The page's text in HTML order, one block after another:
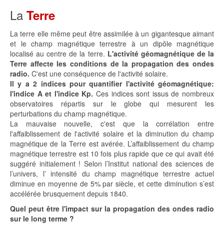
La Terre
La terre elle même peut être assimilée à un gigantesque aimant
et le champ magnétique terrestre à un dipôle magnétique
localisé au centre de la terre. L'activité géomagnétique de la
Terre affecte les conditions de la propagation des ondes
radio. C'est une conséquence de l'activité solaire.
Il y a 2 indices pour quantifier l'activité géomagnétique:
l'indice A et l'indice Kp. Ces indices sont issus de nombreux
observatoires répartis sur le globe qui mesurent les
perturbations du champ magnétique.
La mauvaise nouvelle, c'est que la corrélation entre
l'affaiblissement de l'activité solaire et la diminution du champ
magnétique de la Terre est avérée. L’affaiblissement du champ
magnétique terrestre est 10 fois plus rapide que ce qui avait été
suggéré initialement ! Selon l’Institut national des sciences de
l’univers, l’ intensité du champ magnétique terrestre actuel
diminue en moyenne de 5% par siècle, et cette diminution s’est
accélérée brusquement depuis 1840.
Quel peut être l'impact sur la propagation des ondes radio
sur le long terme ?